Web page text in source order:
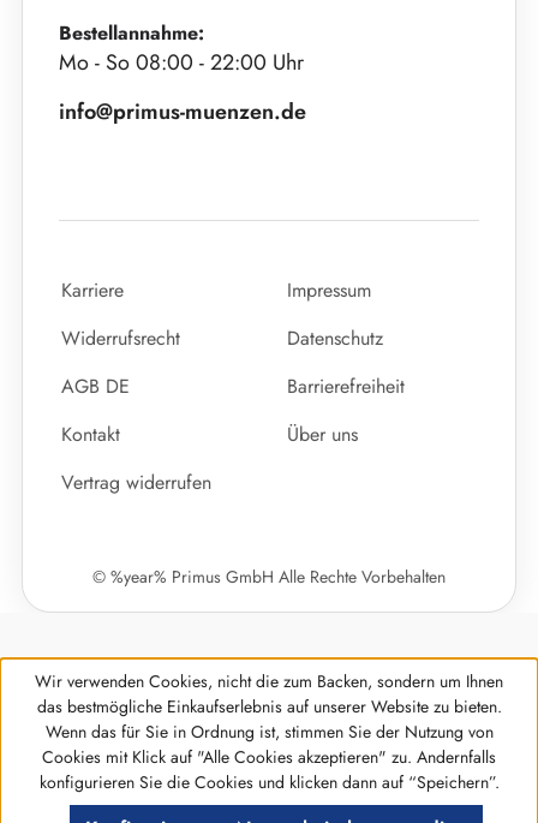
Bestellannahme:
Mo - So 08:00 - 22:00 Uhr
info@primus-muenzen.de
Karriere
Impressum
Widerrufsrecht
Datenschutz
AGB DE
Barrierefreiheit
Kontakt
Über uns
Vertrag widerrufen
© %year% Primus GmbH Alle Rechte Vorbehalten
Werkzeugleiste anzeigen
Wir verwenden Cookies, nicht die zum Backen, sondern um Ihnen
das bestmögliche Einkaufserlebnis auf unserer Website zu bieten.
Wenn das für Sie in Ordnung ist, stimmen Sie der Nutzung von
Cookies mit Klick auf "Alle Cookies akzeptieren" zu. Andernfalls
konfigurieren Sie die Cookies und klicken dann auf “Speichern”.